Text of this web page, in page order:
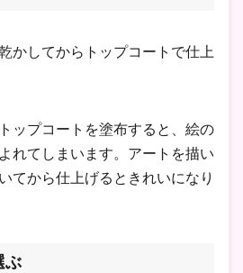
かしてからトップコートで仕上
ップコートを塗布すると、絵の
れてしまいます。アートを描い
てから仕上げるときれいになり
ぶ